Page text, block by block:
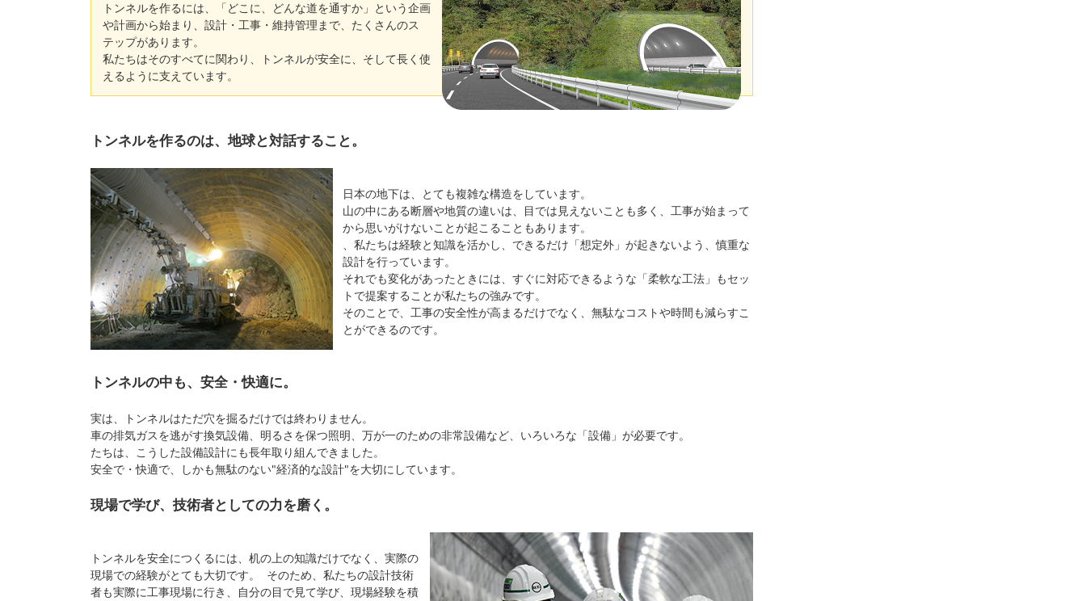
トンネルを作るには、「どこに、どんな道を通すか」という企画
や計画から始まり、設計・工事・維持管理まで、たくさんのス
テップがあります。
私たちはそのすべてに関わり、トンネルが安全に、そして長く使
えるように支えています。
トンネルを作るのは、地球と対話すること。
日本の地下は、とても複雑な構造をしています。
山の中にある断層や地質の違いは、目では見えないことも多く、工事が始まって
から思いがけないことが起こることもあります。
、私たちは経験と知識を活かし、できるだけ「想定外」が起きないよう、慎重な
設計を行っています。
それでも変化があったときには、すぐに対応できるような「柔軟な工法」もセッ
トで提案することが私たちの強みです。
そのことで、工事の安全性が高まるだけでなく、無駄なコストや時間も減らすこ
とができるのです。
トンネルの中も、安全・快適に。
実は、トンネルはただ穴を掘るだけでは終わりません。
車の排気ガスを逃がす換気設備、明るさを保つ照明、万が一のための非常設備など、いろいろな「設備」が必要です。
たちは、こうした設備設計にも長年取り組んできました。
安全で・快適で、しかも無駄のない"経済的な設計"を大切にしています。
現場で学び、技術者としての力を磨く。
トンネルを安全につくるには、机の上の知識だけでなく、実際の
現場での経験がとても大切です。 そのため、私たちの設計技術
者も実際に工事現場に行き、自分の目で見て学び、現場経験を積